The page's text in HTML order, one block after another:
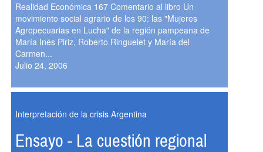
Realidad Económica 167 Comentario al libro Un
movimiento social agrario de los 90: las "Mujeres
Agropecuarias en Lucha" de la región pampeana de
María Inés Piriz, Roberto Ringuelet y María del
Carmen...
Julio 24, 2006
Interpretación de la crisis Argentina
Ensayo - La cuestión regional